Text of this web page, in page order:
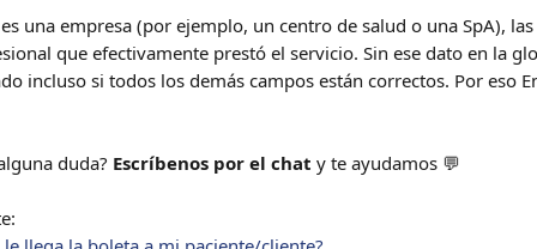
una empresa (por ejemplo, un centro de salud o una SpA),
que efectivamente prestó el servicio. Sin ese dato en la
incluso si todos los demás campos están correctos. Por eso
duda? Escríbenos por el chat y te ayudamos 💬